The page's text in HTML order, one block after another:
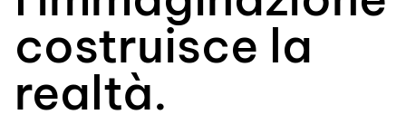
costruisce la
realtà.